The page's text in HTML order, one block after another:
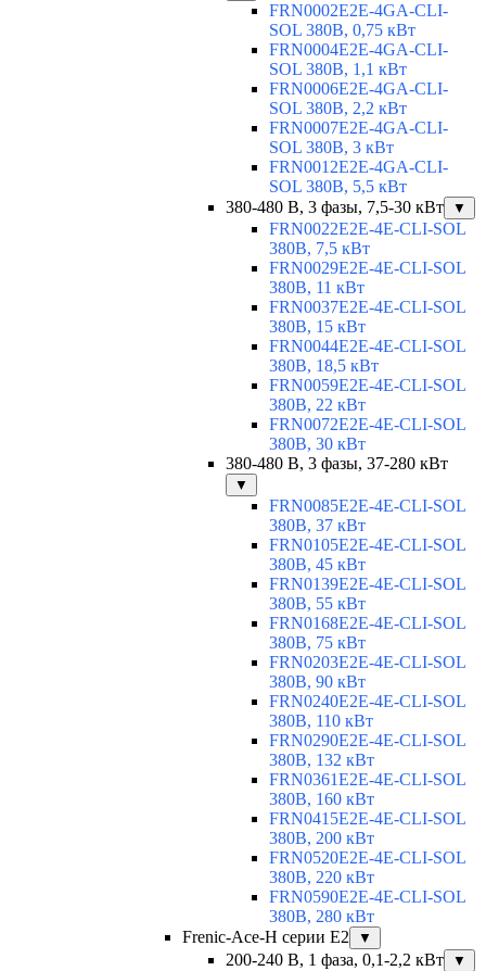
FRN0002E2E-4GA-CLI-
SOL 380В, 0,75 кВт
FRN0004E2E-4GA-CLI-
SOL 380В, 1,1 кВт
FRN0006E2E-4GA-CLI-
SOL 380В, 2,2 кВт
FRN0007E2E-4GA-CLI-
SOL 380В, 3 кВт
FRN0012E2E-4GA-CLI-
SOL 380В, 5,5 кВт
380-480 В, 3 фазы, 7,5-30 кВт
▼
FRN0022E2E-4E-CLI-SOL
380В, 7,5 кВт
FRN0029E2E-4E-CLI-SOL
380В, 11 кВт
FRN0037E2E-4E-CLI-SOL
380В, 15 кВт
FRN0044E2E-4E-CLI-SOL
380В, 18,5 кВт
FRN0059E2E-4E-CLI-SOL
380В, 22 кВт
FRN0072E2E-4E-CLI-SOL
380В, 30 кВт
380-480 В, 3 фазы, 37-280 кВт
▼
FRN0085E2E-4E-CLI-SOL
380В, 37 кВт
FRN0105E2E-4E-CLI-SOL
380В, 45 кВт
FRN0139E2E-4E-CLI-SOL
380В, 55 кВт
FRN0168E2E-4E-CLI-SOL
380В, 75 кВт
FRN0203E2E-4E-CLI-SOL
380В, 90 кВт
FRN0240E2E-4E-CLI-SOL
380В, 110 кВт
FRN0290E2E-4E-CLI-SOL
380В, 132 кВт
FRN0361E2E-4E-CLI-SOL
380В, 160 кВт
FRN0415E2E-4E-CLI-SOL
380В, 200 кВт
FRN0520E2E-4E-CLI-SOL
380В, 220 кВт
FRN0590E2E-4E-CLI-SOL
380В, 280 кВт
Frenic-Ace-H серии E2
▼
200-240 В, 1 фаза, 0,1-2,2 кВт ▼